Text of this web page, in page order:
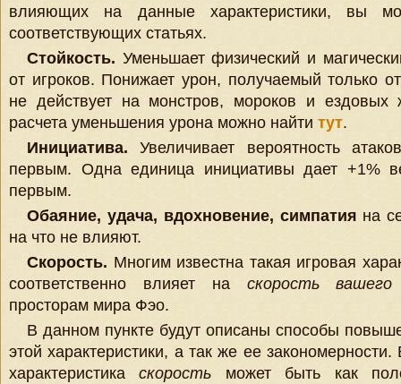
влияющих на данные характеристики, вы
соответствующих статьях.
Стойкость. Уменьшает физический и
от игроков. Понижает урон, получаемый только
не действует на монстров, мороков и ездовых
расчета уменьшения урона можно найти тут.
Инициатива. Увеличивает вероятность
первым. Одна единица инициативы дает +1%
первым.
Обаяние, удача, вдохновение, симпатия на
на что не влияют.
Скорость. Многим известна такая игровая
соответственно влияет на скорость вашего
просторам мира Фэо.
В данном пункте будут описаны способы
этой характеристики, а так же ее
характеристикаскорость может быть как